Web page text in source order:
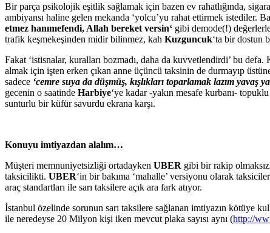
Bir parça psikolojik eşitlik sağlamak için bazen ev rahatlığında,
ambiyansı haline gelen mekanda ‘yolcu’yu rahat ettirmek istediler.
etmez hanımefendi, Allah bereket versin‘ gibi demode(!)
trafik keşmekeşinden midir bilinmez, kah Kuzguncuk‘ta bir dostun
Fakat ‘istisnalar, kuralları bozmadı, daha da kuvvetlendirdi’ bu
almak için işten erken çıkan anne üçüncü taksinin de durmayıp
sadece ‘cemre suya da düşmüş, kışlıkları toparlamak lazım yavaş
gecenin o saatinde Harbiye‘ye kadar -yakın mesafe kurbanı-
sunturlu bir küfür savurdu ekrana karşı.
Konuyu imtiyazdan alalım…
Müşteri memnuniyetsizliği ortadayken UBER gibi bir rakip
taksicilikti. UBER‘in bir bakıma ‘mahalle’ versiyonu olarak
araç standartları ile sarı taksilere açık ara fark atıyor.
İstanbul özelinde sorunun sarı taksilere sağlanan imtiyazın kötüye
ile neredeyse 20 Milyon kişi iken mevcut plaka sayısı aynı (http://